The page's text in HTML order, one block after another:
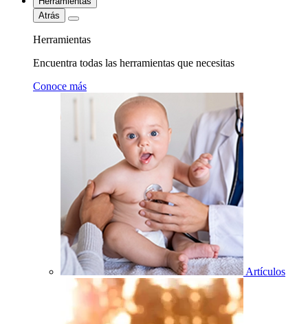
Atrás
Herramientas
Encuentra todas las herramientas que necesitas
Conoce más
Artículos